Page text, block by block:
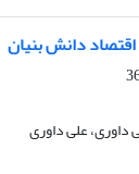
دانش بنیان
داوری، علی داوری